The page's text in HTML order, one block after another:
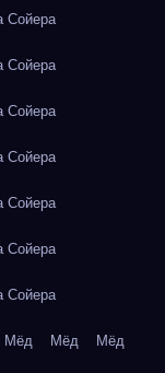
Сойера
Сойера
Сойера
Сойера
Сойера
Сойера
Сойера
Мёд Мёд Мёд